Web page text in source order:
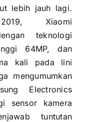
lebih jauh lagi.
Xiaomi
teknologi
64MP, dan
kali pada lini
mengumumkan
Electronics
sensor kamera
tuntutan